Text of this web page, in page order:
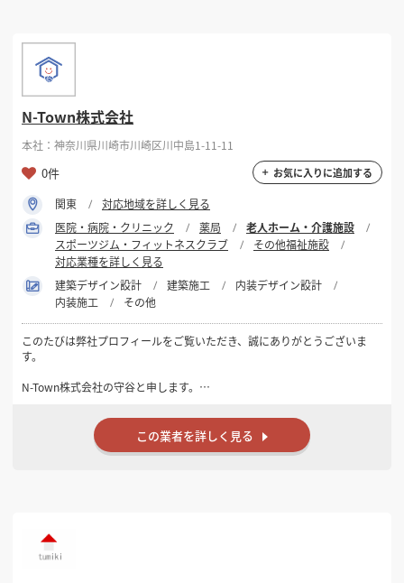
N-Town株式会社
本社：神奈川県川崎市川崎区川中島1-11-11
0件 お気に入りに追加する
関東
対応地域を詳しく見る
医院・病院・クリニック
薬局
老人ホーム・介護施設
スポーツジム・フィットネスクラブ
その他福祉施設
対応業種を詳しく見る
建築デザイン設計
建築施工
内装デザイン設計
内装施工
その他
このたびは弊社プロフィールをご覧いただき、誠にありがとうございま
す。
N-Town株式会社の守谷と申します。
弊社は東京都・神奈川県を中心に、飲食店・美容室・クリニック・オ
フィス・インドアゴルフ施設などの店舗内装工事を、設計から施工まで
一貫して対応しております。
現地調査・お見積りは無料です。
初めて店舗を出店される方でも、物件選びやレイアウト、保健所・消防
この業者を詳しく見る